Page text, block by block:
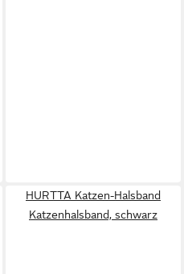
HURTTA Katzen-Halsband
Katzenhalsband, schwarz